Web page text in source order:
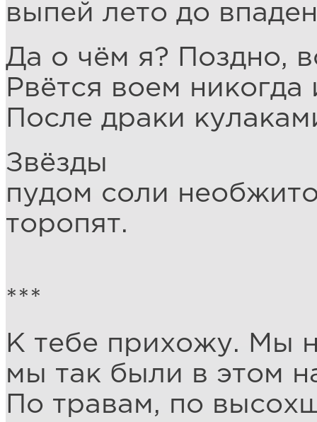
выпей лето до
Да о чём я? Поздно,
Рвётся воем
После драки
Звёзды
пудом соли
торопят.
***
К тебе прихожу. Мы
мы так были в этом
По травам, по